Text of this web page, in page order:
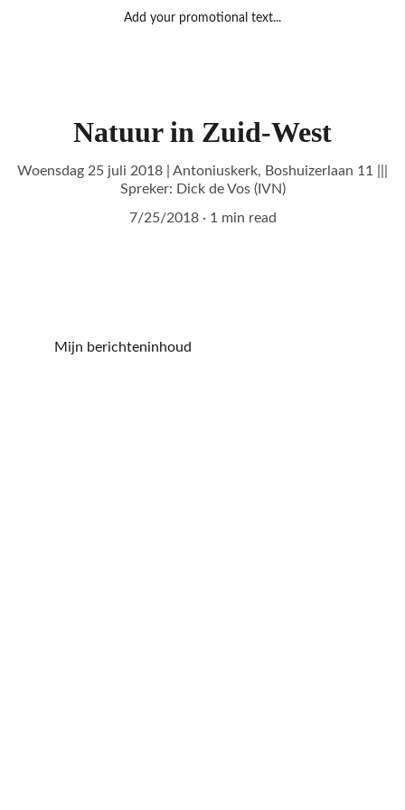
Add your promotional text...
Natuur in Zuid-West
Woensdag 25 juli 2018 | Antoniuskerk, Boshuizerlaan 11 |||
Spreker: Dick de Vos (IVN)
7/25/2018
1 min read
Mijn berichteninhoud